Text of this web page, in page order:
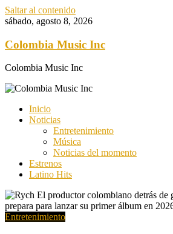
Saltar al contenido
sábado, agosto 8, 2026
Colombia Music Inc
Colombia Music Inc
Inicio
Noticias
Entretenimiento
Música
Noticias del momento
Estrenos
Latino Hits
Entretenimiento